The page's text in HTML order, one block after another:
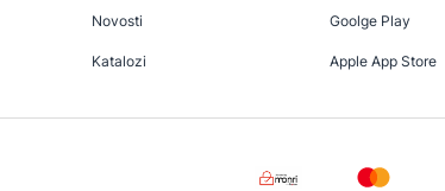
Novosti
Katalozi
Goolge Play
Apple App Store